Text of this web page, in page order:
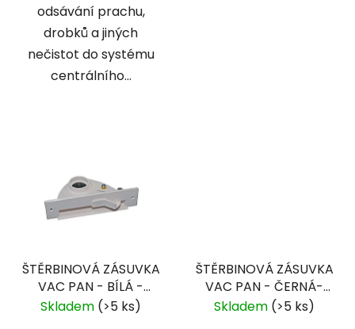
odsávání prachu,
drobků a jiných
nečistot do systému
centrálního...
ŠTĚRBINOVÁ ZÁSUVKA
VAC PAN - BÍLÁ -
ACC-16-1
Skladem (>5 ks)
ŠTĚRBINOVÁ ZÁSUVKA
VAC PAN - ČERNÁ-
ACC-16-N
Skladem (>5 ks)